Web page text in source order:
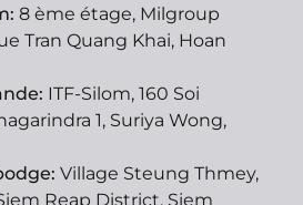
8 ème étage, Milgroup
Tran Quang Khai, Hoan
ITF-Silom, 160 Soi
1, Suriya Wong,
Village Steung Thmey,
Reap District, Siem